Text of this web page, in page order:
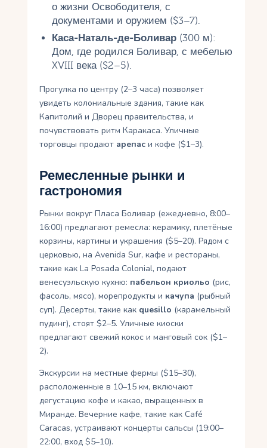
о жизни Освободителя, с
документами и оружием ($3–7).
Каса-Наталь-де-Боливар(300 м):
Дом, где родился Боливар, с мебелью
XVIII века ($2–5).
Прогулка по центру (2–3 часа) позволяет
увидеть колониальные здания, такие как
Капитолий и Дворец правительства, и
почувствовать ритм Каракаса. Уличные
торговцы продают арепас и кофе ($1–3).
Ремесленные рынки и
гастрономия
Рынки вокруг Пласа Боливар (ежедневно, 8:00–
16:00) предлагают ремесла: керамику, плетёные
корзины, картины и украшения ($5–20). Рядом с
церковью, на Avenida Sur, кафе и рестораны,
такие как La Posada Colonial, подают
венесуэльскую кухню: пабельон криольо (рис,
фасоль, мясо), морепродукты и качупа (рыбный
суп). Десерты, такие как quesillo (карамельный
пудинг), стоят $2–5. Уличные киоски
предлагают свежий кокос и манговый сок ($1–
2).
Экскурсии на местные фермы ($15–30),
расположенные в 10–15 км, включают
дегустацию кофе и какао, выращенных в
Миранде. Вечерние кафе, такие как Café
Caracas, устраивают концерты сальсы (19:00–
22:00, вход $5–10).